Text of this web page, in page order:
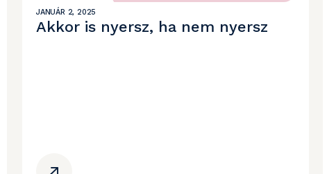
JANUÁR 2, 2025
Akkor is nyersz, ha nem nyersz